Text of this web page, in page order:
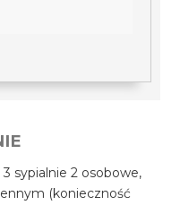
sypialnie 2 osobowe,
(konieczność